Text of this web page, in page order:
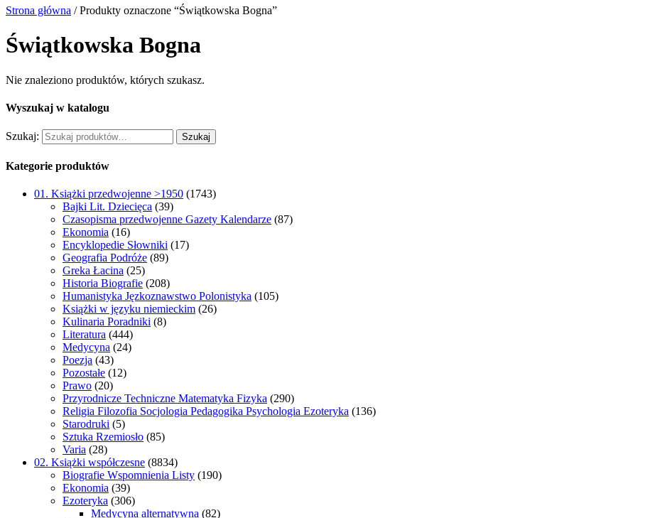
Strona główna / Produkty oznaczone “Świątkowska Bogna”
Świątkowska Bogna
Nie znaleziono produktów, których szukasz.
Wyszukaj w katalogu
Szukaj: Szukaj
Kategorie produktów
01. Książki przedwojenne >1950 (1743)
Bajki Lit. Dziecięca (39)
Czasopisma przedwojenne Gazety Kalendarze (87)
Ekonomia (16)
Encyklopedie Słowniki (17)
Geografia Podróże (89)
Greka Łacina (25)
Historia Biografie (208)
Humanistyka Jęzkoznawstwo Polonistyka (105)
Książki w języku niemieckim (26)
Kulinaria Poradniki (8)
Literatura (444)
Medycyna (24)
Poezja (43)
Pozostałe (12)
Prawo (20)
Przyrodnicze Techniczne Matematyka Fizyka (290)
Religia Filozofia Socjologia Pedagogika Psychologia Ezoteryka (136)
Starodruki (5)
Sztuka Rzemiosło (85)
Varia (28)
02. Książki współczesne (8834)
Biografie Wspomnienia Listy (190)
Ekonomia (39)
Ezoteryka (306)
Medycyna alternatywna (82)